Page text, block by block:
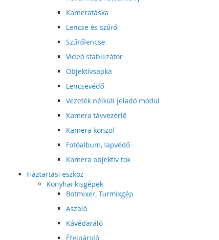
Kameratáska
Lencse és szűrő
Szűrőlencse
Videó stabilizátor
Objektívsapka
Lencsevédő
Vezeték nélküli jeladó modul
Kamera távvezérlő
Kamera konzol
Fotóalbum, lapvédő
Kamera objektív tok
Háztartási eszköz
Konyhai kisgépek
Botmixer, Turmixgép
Aszaló
Kávédaráló
Ételpároló